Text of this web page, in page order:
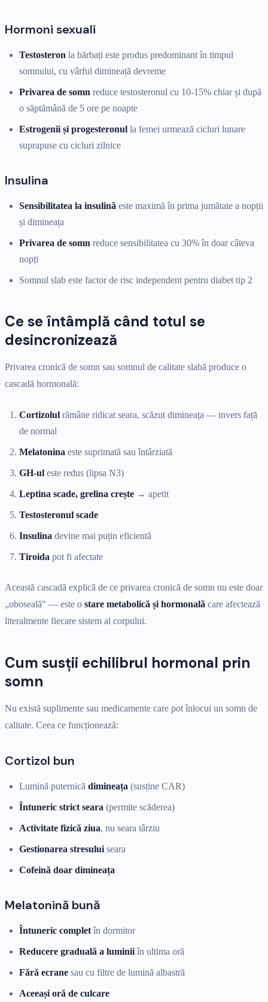
Hormoni sexuali
Testosteron la bărbați este produs predominant în timpul
somnului, cu vârful dimineață devreme
Privarea de somn reduce testosteronul cu 10-15% chiar și după
o săptămână de 5 ore pe noapte
Estrogenii și progesteronul la femei urmează cicluri lunare
suprapuse cu cicluri zilnice
Insulina
Sensibilitatea la insulină este maximă în prima jumătate a nopții
și dimineața
Privarea de somn reduce sensibilitatea cu 30% în doar câteva
nopți
Somnul slab este factor de risc independent pentru diabet tip 2
Ce se întâmplă când totul se
desincronizează
Privarea cronică de somn sau somnul de calitate slabă produce o
cascadă hormonală:
Cortizolul rămâne ridicat seara, scăzut dimineața — invers față
de normal
Melatonina este suprimată sau întârziată
GH-ul este redus (lipsa N3)
Leptina scade, grelina crește → apetit
Testosteronul scade
Insulina devine mai puțin eficientă
Tiroida pot fi afectate
Această cascadă explică de ce privarea cronică de somn nu este doar
„oboseală" — este o stare metabolică și hormonală care afectează
literalmente fiecare sistem al corpului.
Cum susții echilibrul hormonal prin
somn
Nu există suplimente sau medicamente care pot înlocui un somn de
calitate. Ceea ce funcționează:
Cortizol bun
Lumină puternică dimineața (susține CAR)
Întuneric strict seara (permite scăderea)
Activitate fizică ziua, nu seara târziu
Gestionarea stresului seara
Cofeină doar dimineața
Melatonină bună
Întuneric completîn dormitor
Reducere graduală a luminiiîn ultima oră
Fără ecrane sau cu filtre de lumină albastră
Aceeași oră de culcare